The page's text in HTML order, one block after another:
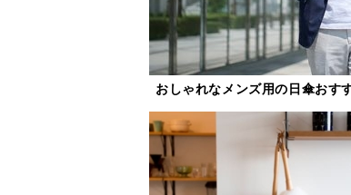
おしゃれなメンズ用の日傘おす